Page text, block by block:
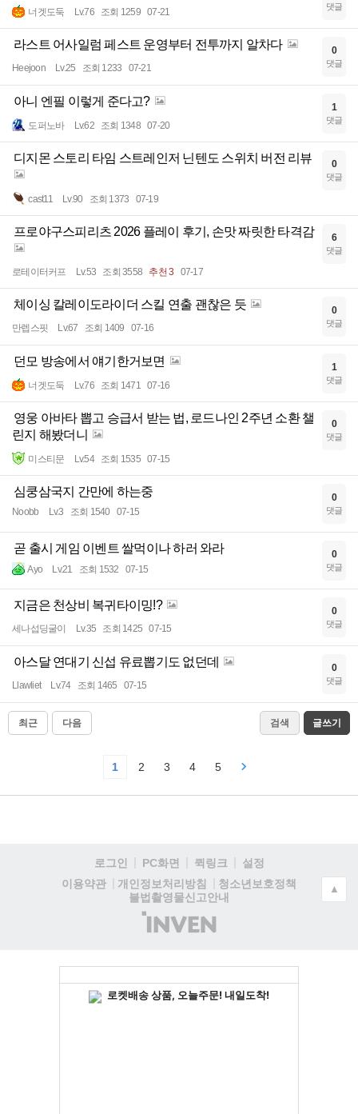
너겟도둑 Lv.76 조회 1259 07-21 댓글
라스트 어사일럼 페스트 운영부터 전투까지 알차다
Heejoon Lv.25 조회 1233 07-21
0
댓글
아니 엔필 이렇게 준다고?
도퍼노바 Lv.62 조회 1348 07-20
1
댓글
디지몬 스토리 타임 스트레인저 닌텐도 스위치 버전 리뷰
cast11 Lv.90 조회 1373 07-19
0
댓글
프로야구스피리츠 2026 플레이 후기, 손맛 짜릿한 타격감
로테이터커프 Lv.53 조회 3558 추천 3 07-17
6
댓글
체이싱 칼레이도라이더 스킬 연출 괜찮은 듯
만렙스핏 Lv.67 조회 1409 07-16
0
댓글
던모 방송에서 얘기한거보면
너겟도둑 Lv.76 조회 1471 07-16
1
댓글
영웅 아바타 뽑고 승급서 받는 법, 로드나인 2주년 소환 챌
린지 해봤더니
미스티문 Lv.54 조회 1535 07-15
0
댓글
심쿵삼국지 간만에 하는중
Noobb Lv.3 조회 1540 07-15
0
댓글
곧 출시 게임 이벤트 쌀먹이나 하러 와라
Ayo Lv.21 조회 1532 07-15
0
댓글
지금은 천상비 복귀타이밍!?
세나섭딩굴이 Lv.35 조회 1425 07-15
0
댓글
아스달 연대기 신섭 유료뽑기도 없던데
Llawliet Lv.74 조회 1465 07-15
0
댓글
최근 다음 검색 글쓰기
1 2 3 4 5
로그인 PC화면 퀵링크
설정
이용약관
개인정보처리방침
청소년보호정책
불법촬영물신고안내
(주)
인
▲